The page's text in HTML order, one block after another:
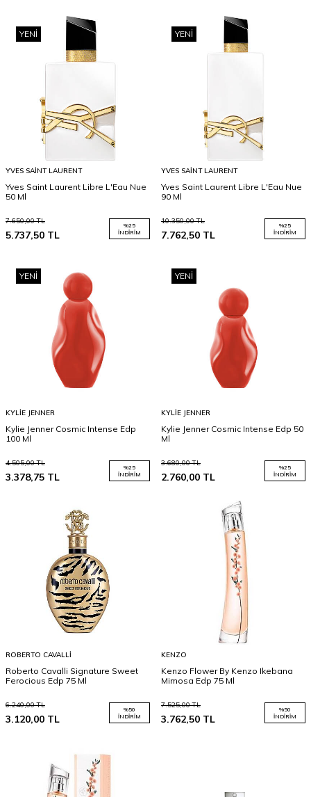
YENI
YVES SAINT LAURENT
Yves Saint Laurent Libre L'Eau Nue
50 Ml
7.650,00TL
5.737,50 TL
%25
İNDIRIM
YENI
YVES SAINT LAURENT
Yves Saint Laurent Libre L'Eau Nue
90 Ml
10.350,00TL
7.762,50 TL
%25
İNDIRIM
YENI
KYLIE JENNER
Kylie Jenner Cosmic Intense Edp
100 Ml
4.505,00TL
3.378,75 TL
%25
İNDIRIM
YENI
KYLIE JENNER
Kylie Jenner Cosmic Intense Edp 50
Ml
3.680,00TL
2.760,00 TL
%25
İNDIRIM
ROBERTO CAVALLI
Roberto Cavalli Signature Sweet
Ferocious Edp 75 Ml
6.240,00TL
3.120,00 TL
%50
İNDIRIM
KENZO
Kenzo Flower By Kenzo Ikebana
Mimosa Edp 75 Ml
7.525,00TL
3.762,50 TL
%50
İNDIRIM